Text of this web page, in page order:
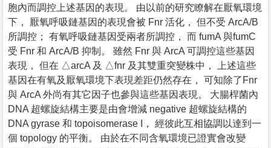
胞內而調控上述基因的表現。 由以前的研究瞭解在厭氧環境
下， 厭氧呼吸鏈基因的表現會被 Fnr 活化， 但不受 ArcA/B
所調控； 有氧呼吸鏈基因受兩者所調控， 而 fumA 與fumC
受 Fnr 和 ArcA/B 抑制。 雖然 Fnr 與 ArcA 可調控這些基因
表現， 但在 △arcA 及 △fnr 及其雙重突變株中， 上述這些
基因在有氧及厭氧環境下表現差距仍然存在， 可知除了Fnr
與 ArcA 外尚有其它因子也參與這些基因表現。 大腸桿菌內
DNA 超螺旋結構主要是由會增減 negative 超螺旋結構的
DNA gyrase 和 topoisomerase I， 經彼此互相協調以達到一
個 topology 的平衡。 由於在不同含氧環境已證實會改變